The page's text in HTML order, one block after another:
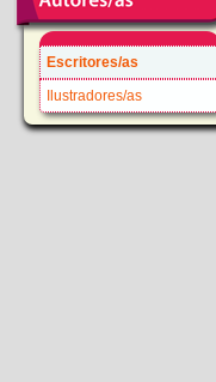
Escritores/as
Ilustradores/as